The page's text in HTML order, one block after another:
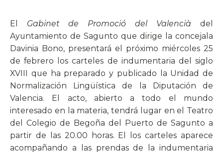
El Gabinet de Promoció del Valencià del
Ayuntamiento de Sagunto que dirige la concejala
Davinia Bono, presentará el próximo miércoles 25
de febrero los carteles de indumentaria del siglo
XVIII que ha preparado y publicado la Unidad de
Normalización Lingüística de la Diputación de
Valencia. El acto, abierto a todo el mundo
interesado en la materia, tendrá lugar en el Teatro
del Colegio de Begoña del Puerto de Sagunto a
partir de las 20.00 horas. El los carteles aparece
acompañando a las prendas de la indumentaria